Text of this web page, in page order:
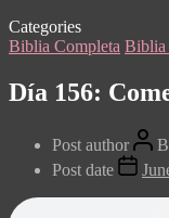
Categories
Biblia Completa Biblia
Día 156:
Post author
Post date